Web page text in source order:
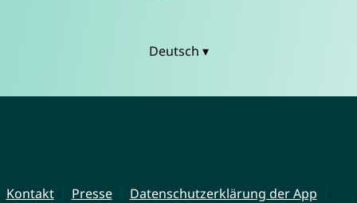
Deutsch ▾
Kontakt Presse
Datenschutzerklärung der App